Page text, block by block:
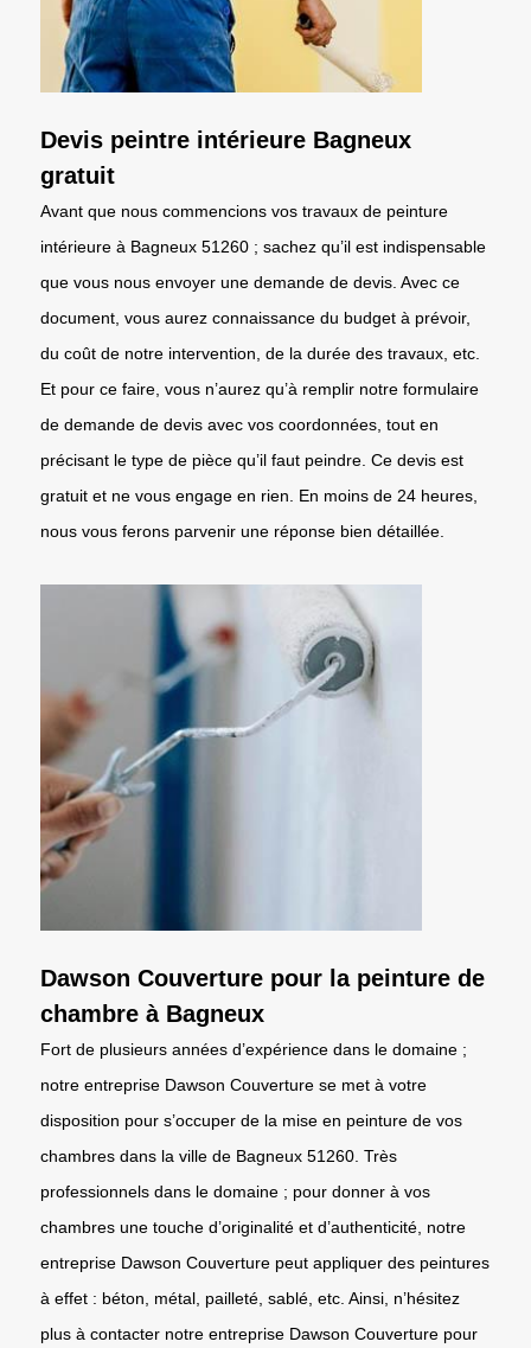
Devis peintre intérieure Bagneux
gratuit
Avant que nous commencions vos travaux de peinture
intérieure à Bagneux 51260 ; sachez qu’il est indispensable
que vous nous envoyer une demande de devis. Avec ce
document, vous aurez connaissance du budget à prévoir,
du coût de notre intervention, de la durée des travaux, etc.
Et pour ce faire, vous n’aurez qu’à remplir notre formulaire
de demande de devis avec vos coordonnées, tout en
précisant le type de pièce qu’il faut peindre. Ce devis est
gratuit et ne vous engage en rien. En moins de 24 heures,
nous vous ferons parvenir une réponse bien détaillée.
Dawson Couverture pour la peinture de
chambre à Bagneux
Fort de plusieurs années d’expérience dans le domaine ;
notre entreprise Dawson Couverture se met à votre
disposition pour s’occuper de la mise en peinture de vos
chambres dans la ville de Bagneux 51260. Très
professionnels dans le domaine ; pour donner à vos
chambres une touche d’originalité et d’authenticité, notre
entreprise Dawson Couverture peut appliquer des peintures
à effet : béton, métal, pailleté, sablé, etc. Ainsi, n’hésitez
plus à contacter notre entreprise Dawson Couverture pour